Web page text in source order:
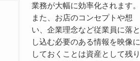
業務が大幅に効率化されます。
また、お店のコンセプトや想
い、企業理念など従業員に落と
し込む必要のある情報を映像に
しておくことは資産として残り